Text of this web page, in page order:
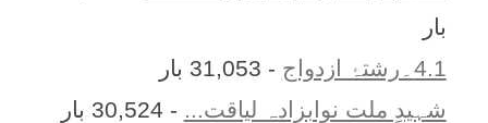
بار
4.1۔رشتۂ ازدواج
- 31,053 بار
شہیدِ ملت نوابزادہ لیاقت... - 30,524 بار